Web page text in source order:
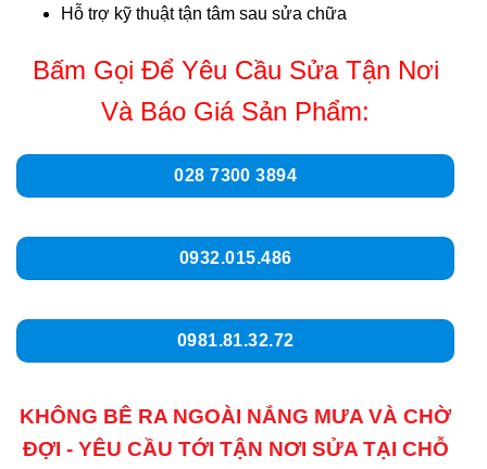
Hỗ trợ kỹ thuật tận tâm sau sửa chữa
Bấm Gọi Để Yêu Cầu Sửa Tận Nơi
Và Báo Giá Sản Phẩm:
028 7300 3894
0932.015.486
0981.81.32.72
KHÔNG BÊ RA NGOÀI NẮNG MƯA VÀ CHỜ
ĐỢI - YÊU CẦU TỚI TẬN NƠI SỬA TẠI CHỖ